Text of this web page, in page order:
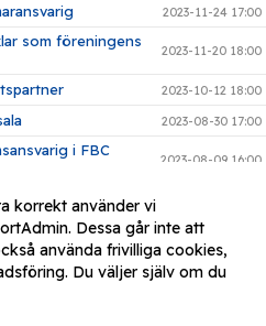
2023-11-24 17:00
som föreningens
2023-11-20 18:00
2023-10-12 18:00
2023-08-30 17:00
i FBC
2023-08-09 16:00
Enenda
Sollentuna 2023-07-03 17:00
2023-07-01 11:00
korrekt använder vi
Dessa går inte att
använda frivilliga cookies,
Du väljer själv om du